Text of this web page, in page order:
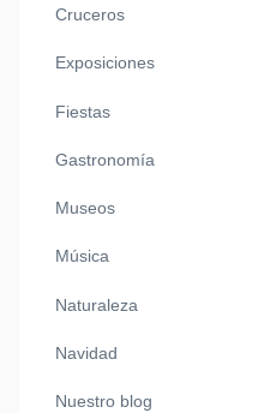
Cruceros
Exposiciones
Fiestas
Gastronomía
Museos
Música
Naturaleza
Navidad
Nuestro blog